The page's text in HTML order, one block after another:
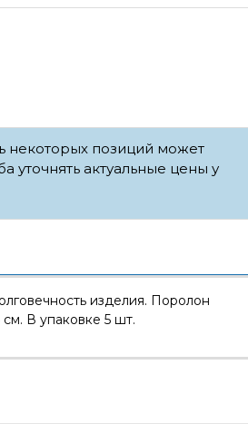
некоторых позиций может
уточнять актуальные цены у
изделия. Поролон
В упаковке 5 шт.